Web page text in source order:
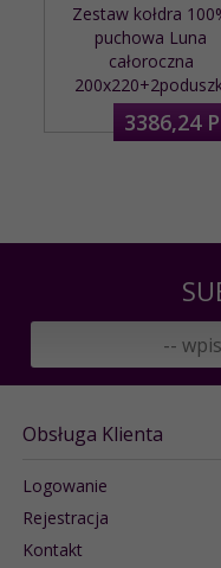
Zestaw kołdra
puchowa Luna
całoroczna
3386,24
Obsługa Klienta
Logowanie
Rejestracja
Kontakt